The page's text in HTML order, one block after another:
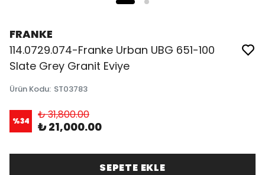
FRANKE
114.0729.074-Franke Urban UBG 651-100
Slate Grey Granit Eviye
Ürün Kodu: ST03783
%34 ₺ 31,800.00
₺ 21,000.00
SEPETE EKLE